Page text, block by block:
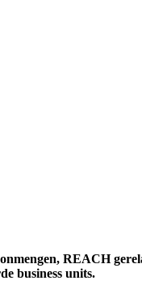
REACH
business units.